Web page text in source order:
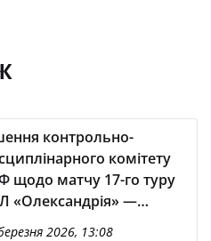
контрольно-
комітету
щодо матчу 17-го туру
«Олександрія» —
2026, 13:08